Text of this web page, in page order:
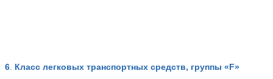
6 Класс легковых транспортных средств, группы «F»